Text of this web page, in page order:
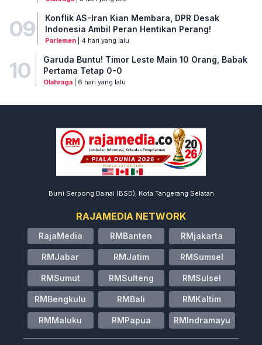
09
Konflik AS-Iran Kian Membara, DPR Desak
Indonesia Ambil Peran Hentikan Perang!
Parlemen| 4 hari yang lalu
10
Garuda Buntu! Timor Leste Main 10 Orang, Babak
Pertama Tetap 0-0
Olahraga| 6 hari yang lalu
Bumi Serpong Damai (BSD), Kota Tangerang Selatan
RAJAMEDIA NETWORK
RajaMedia RMBanten RMjakarta
RMJabar RMJatim RMSumsel
RMSumut RMSulteng RMSulsel
RMBengkulu RMBali RMKaltim
RMMaluku RMPapua RMIndramayu